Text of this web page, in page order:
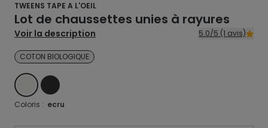
TWEENS TAPE A L'OEIL
Lot de chaussettes unies à rayures
Voir la description 5.0/5 (1 avis)
COTON BIOLOGIQUE
ECRUNOIR
Coloris : ecru